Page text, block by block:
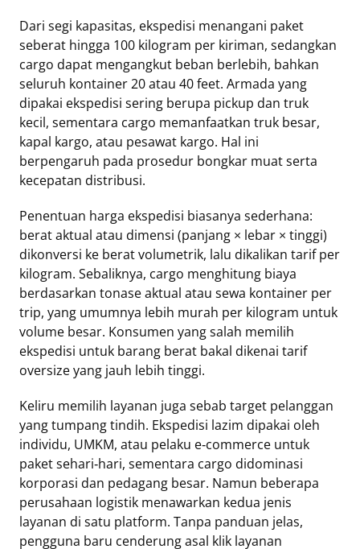
Dari segi kapasitas, ekspedisi menangani paket
seberat hingga 100 kilogram per kiriman, sedangkan
cargo dapat mengangkut beban berlebih, bahkan
seluruh kontainer 20 atau 40 feet. Armada yang
dipakai ekspedisi sering berupa pickup dan truk
kecil, sementara cargo memanfaatkan truk besar,
kapal kargo, atau pesawat kargo. Hal ini
berpengaruh pada prosedur bongkar muat serta
kecepatan distribusi.
Penentuan harga ekspedisi biasanya sederhana:
berat aktual atau dimensi (panjang × lebar × tinggi)
dikonversi ke berat volumetrik, lalu dikalikan tarif per
kilogram. Sebaliknya, cargo menghitung biaya
berdasarkan tonase aktual atau sewa kontainer per
trip, yang umumnya lebih murah per kilogram untuk
volume besar. Konsumen yang salah memilih
ekspedisi untuk barang berat bakal dikenai tarif
oversize yang jauh lebih tinggi.
Keliru memilih layanan juga sebab target pelanggan
yang tumpang tindih. Ekspedisi lazim dipakai oleh
individu, UMKM, atau pelaku e‑commerce untuk
paket sehari‑hari, sementara cargo didominasi
korporasi dan pedagang besar. Namun beberapa
perusahaan logistik menawarkan kedua jenis
layanan di satu platform. Tanpa panduan jelas,
pengguna baru cenderung asal klik layanan